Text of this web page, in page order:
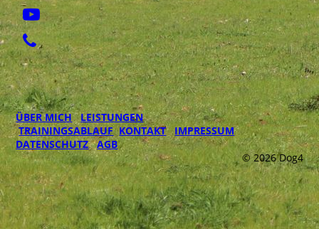
ÜBER MICH
LEISTUNGEN
TRAININGSABLAUF KONTAKT
IMPRESSUM
DATENSCHUTZ
AGB
© 2026 Dog4